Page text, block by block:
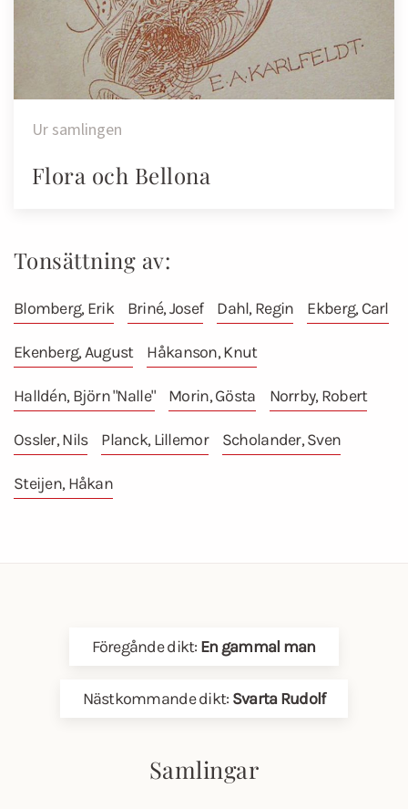
Ur samlingen
Flora och Bellona
Tonsättning av:
Blomberg, Erik Briné, Josef Dahl, Regin Ekberg, Carl
Ekenberg, August Håkanson, Knut
Halldén, Björn "Nalle" Morin, Gösta Norrby, Robert
Ossler, Nils Planck, Lillemor Scholander, Sven
Steijen, Håkan
Föregånde dikt: En gammal man
Nästkommande dikt: Svarta Rudolf
Samlingar